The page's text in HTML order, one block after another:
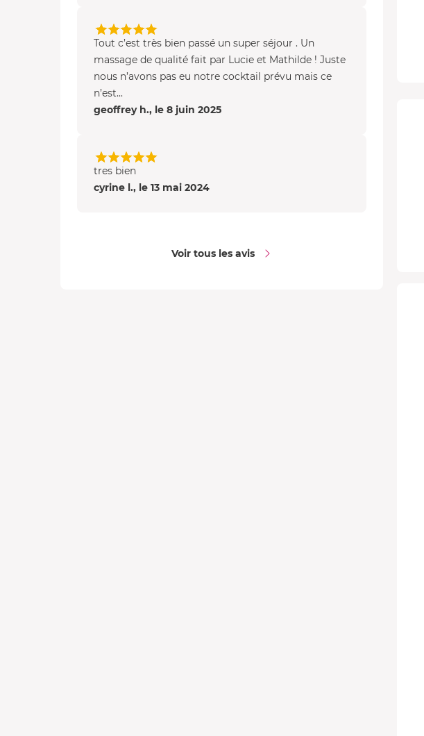
Tout c’est très bien passé un super séjour . Un
massage de qualité fait par Lucie et Mathilde ! Juste
nous n’avons pas eu notre cocktail prévu mais ce
n’est...
geoffrey h., le 8 juin 2025
tres bien
cyrine l., le 13 mai 2024
Voir tous les avis